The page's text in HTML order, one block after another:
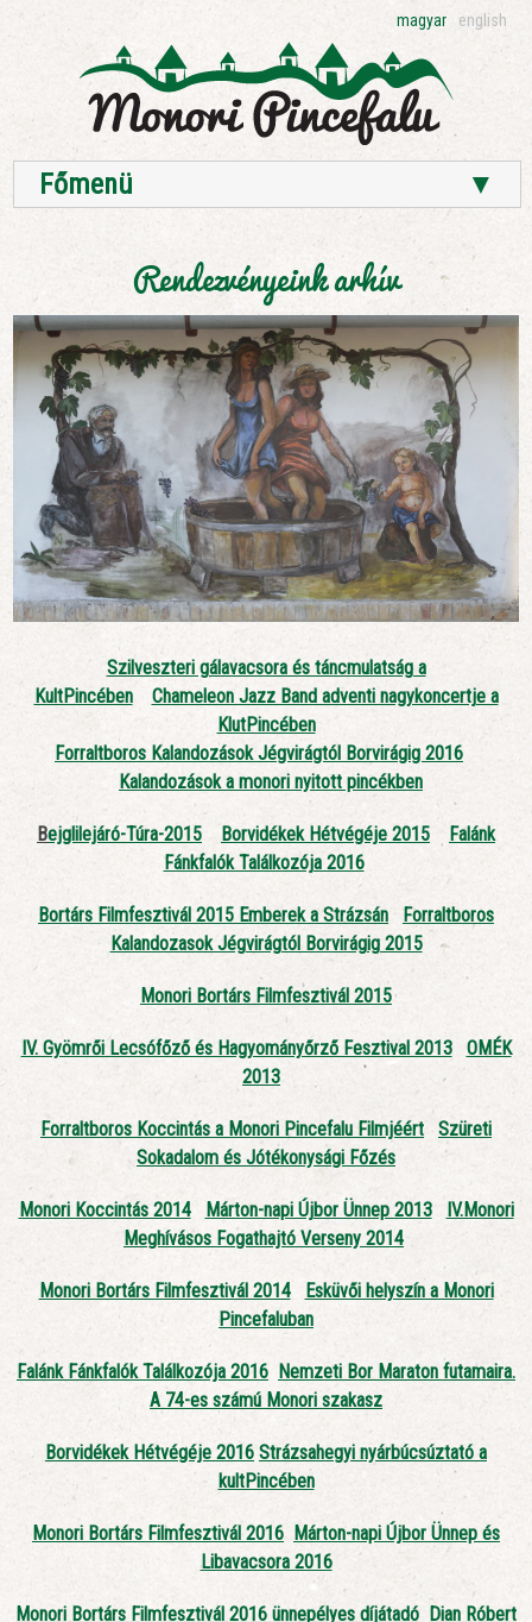
magyar english
Főmenü ▼
Rendezvényeink arhív
Szilveszteri gálavacsora és táncmulatság a
KultPincében
Chameleon Jazz Band adventi nagykoncertje a
KlutPincében
Forraltboros Kalandozások Jégvirágtól Borvirágig 2016
Kalandozások a monori nyitott pincékben
Bejglilejáró-Túra-2015 Borvidékek Hétvégéje 2015
Falánk
Fánkfalók Találkozója 2016
Bortárs Filmfesztivál 2015 Emberek a Strázsán
Forraltboros
Kalandozasok Jégvirágtól Borvirágig 2015
Monori Bortárs Filmfesztivál 2015
IV. Gyömrői Lecsófőző és Hagyományőrző Fesztival 2013
OMÉK
2013
Forraltboros Koccintás a Monori Pincefalu Filmjéért
Szüreti
Sokadalom és Jótékonysági Főzés
Monori Koccintás 2014 Márton-napi Újbor Ünnep 2013
IV.Monori
Meghívásos Fogathajtó Verseny 2014
Monori Bortárs Filmfesztivál 2014
Esküvői helyszín a Monori
Pincefaluban
Falánk Fánkfalók Találkozója 2016 Nemzeti Bor Maraton futamaira.
A 74-es számú Monori szakasz
Borvidékek Hétvégéje 2016 Strázsahegyi nyárbúcsúztató a
kultPincében
Monori Bortárs Filmfesztivál 2016 Márton-napi Újbor Ünnep és
Libavacsora 2016
Monori Bortárs Filmfesztivál 2016 ünnepélyes díjátadó Dian Róbert